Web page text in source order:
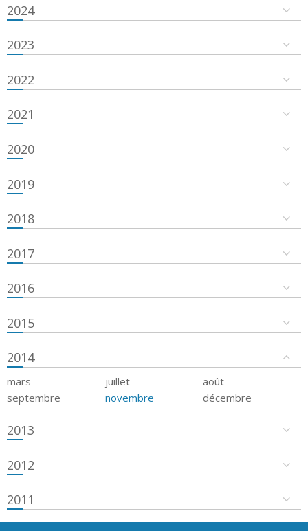
2024
2023
2022
2021
2020
2019
2018
2017
2016
2015
2014
mars juillet
août
septembre
novembre décembre
2013
2012
2011